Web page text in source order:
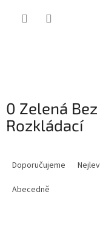
0 Zelená
Rozkládací
Doporučujeme
Abecedně